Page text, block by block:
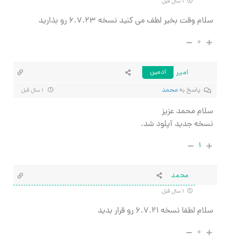
سلام وقت بخیر لطف می کنید نسخه ۶.۷.۲۳ رو بذارید
۰
امیر
ادمین
پاسخ بهمحمد
سلام محمد عزیز
نسخه جدید آپلود شد.
۱
محمد
سلام لطفا نسخه ۶.۷.۲۱ رو قرار بدید
۰